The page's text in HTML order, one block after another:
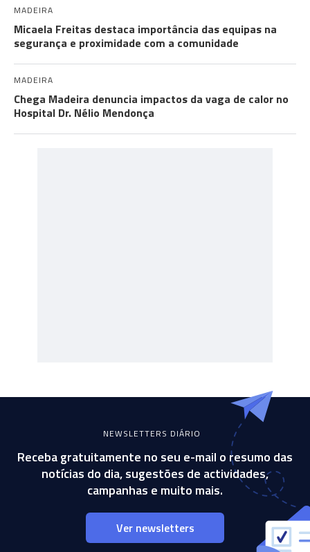
MADEIRA
Micaela Freitas destaca importância das equipas na
segurança e proximidade com a comunidade
MADEIRA
Chega Madeira denuncia impactos da vaga de calor no
Hospital Dr. Nélio Mendonça
NEWSLETTERS DIÁRIO
Receba gratuitamente no seu e-mail o resumo das
notícias do dia, sugestões de actividades,
campanhas e muito mais.
Ver newsletters